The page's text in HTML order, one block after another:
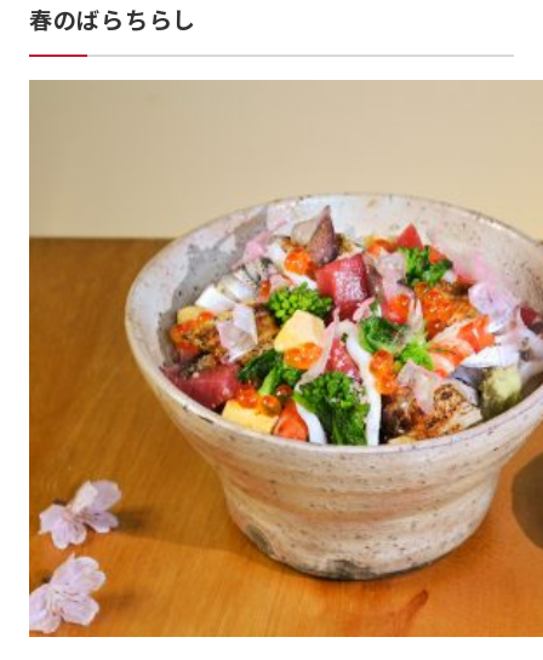
春のばらちらし